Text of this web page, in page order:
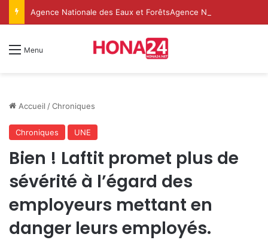
Menu
Accueil /Chroniques
Chroniques UNE
Bien ! Laftit promet plus de
sévérité à l’égard des
employeurs mettant en
danger leurs employés.